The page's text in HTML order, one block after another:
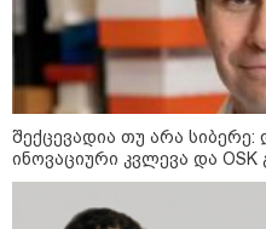
შექცევადია თუ არა
ინოვაციური კვლევა და OSK